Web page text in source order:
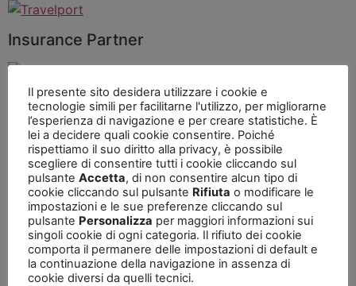
Insurance Partner
Content e Media Partner
Il presente sito desidera utilizzare i cookie e
tecnologie simili per facilitarne l'utilizzo, per migliorarne
l’esperienza di navigazione e per creare statistiche. È
lei a decidere quali cookie consentire. Poiché
rispettiamo il suo diritto alla privacy, è possibile
scegliere di consentire tutti i cookie cliccando sul
pulsante Accetta, di non consentire alcun tipo di
cookie cliccando sul pulsante Rifiuta o modificare le
impostazioni e le sue preferenze cliccando sul
pulsante Personalizza per maggiori informazioni sui
singoli cookie di ogni categoria. Il rifiuto dei cookie
comporta il permanere delle impostazioni di default e
la continuazione della navigazione in assenza di
cookie diversi da quelli tecnici.